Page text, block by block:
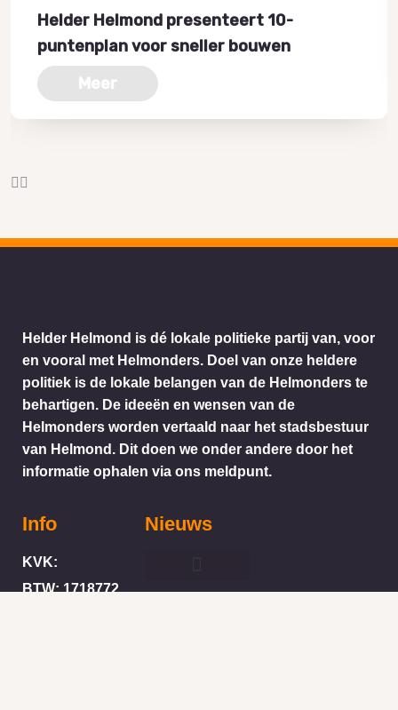
Helder Helmond presenteert 10-
puntenplan voor sneller bouwen
Meer
Helder Helmond is dé lokale politieke partij van, voor
en vooral met Helmonders. Doel van onze heldere
politiek is de lokale belangen van de Helmonders te
behartigen. De ideeën en wensen van de
Helmonders worden vertaald naar het stadsbestuur
van Helmond. Dit doen we onder andere door het
informatie ophalen via ons meldpunt.
Info
KVK:
BTW: 1718772
Nieuws